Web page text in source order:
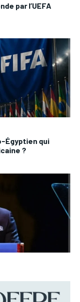
par l’UEFA
Égyptien qui
?